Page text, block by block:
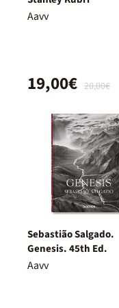
Aavv
20,00€
19,00€
Sebastião Salgado.
Genesis. 45th Ed.
Aavv